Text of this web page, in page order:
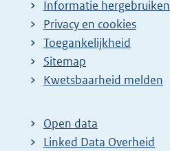
Informatie hergebruiken
Privacy en cookies
Toegankelijkheid
Sitemap
E
t
e
Kwetsbaarheid melden
Open data
Linked Data Overheid